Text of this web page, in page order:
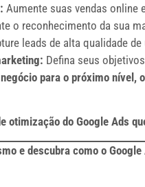
Aumente suas vendas online
o reconhecimento da sua
leads de alta qualidade
Defina seus
para o próximo nível,
do Google Ads
e descubra como o